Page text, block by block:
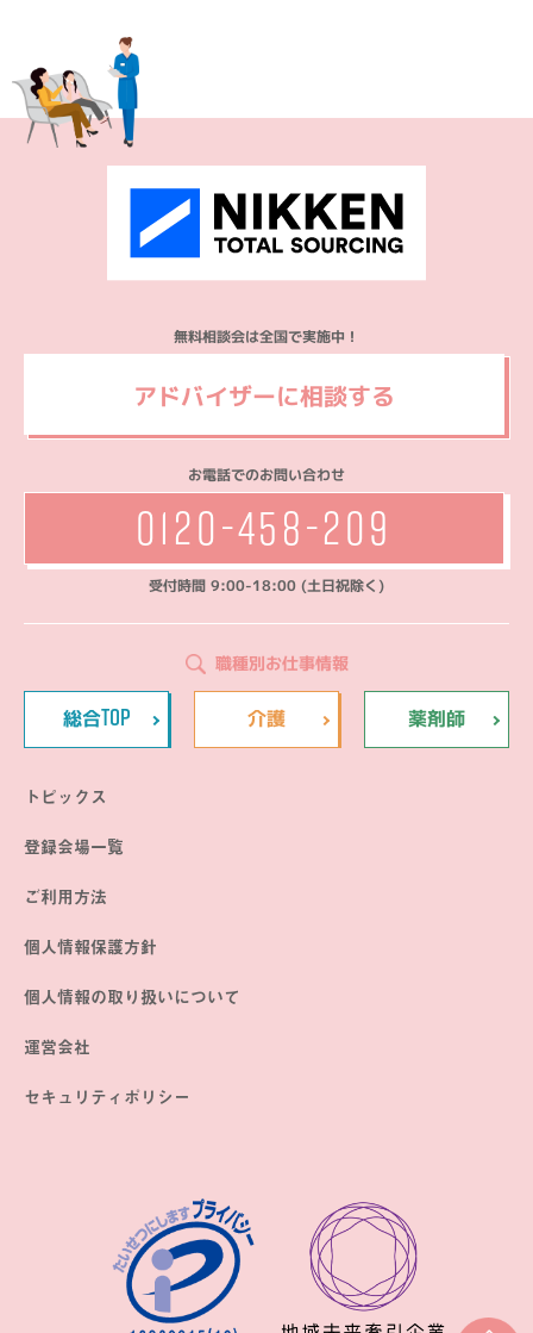
無料相談会は全国で実施中！
アドバイザーに相談する
お電話でのお問い合わせ
0120-458-209
受付時間 9:00-18:00 (土日祝除く)
職種別お仕事情報
総合TOP 介護 薬剤師
トピックス
登録会場一覧
ご利用方法
個人情報保護方針
個人情報の取り扱いについて
運営会社
セキュリティポリシー